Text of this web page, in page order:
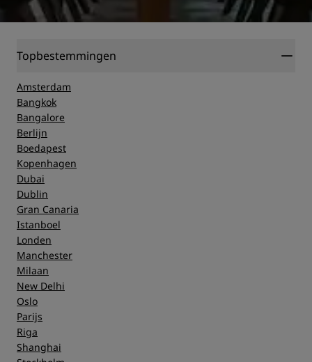
Topbestemmingen
Amsterdam
Bangkok
Bangalore
Berlijn
Boedapest
Kopenhagen
Dubai
Dublin
Gran Canaria
Istanboel
Londen
Manchester
Milaan
New Delhi
Oslo
Parijs
Riga
Shanghai